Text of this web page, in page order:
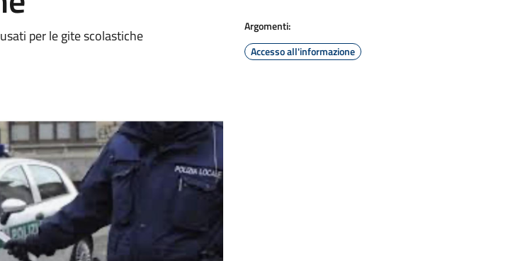
per le gite scolastiche
Argomenti:
Accesso all'informazione